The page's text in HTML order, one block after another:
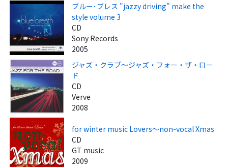
ブルー･ブレス "jazzy driving" make the
style volume 3
CD
Sony Records
2005
ジャズ・クラブ～ジャズ・フォー・ザ・ロー
ド
CD
Verve
2008
for winter music Lovers～non-vocal Xmas
CD
GT music
2009